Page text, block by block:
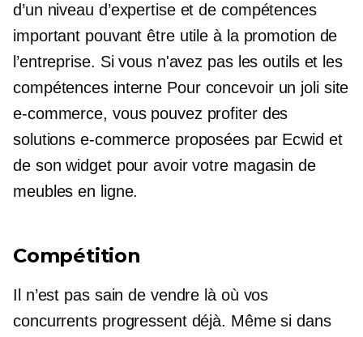
d’un niveau d’expertise et de compétences
important pouvant être utile à la promotion de
l’entreprise. Si vous n'avez pas les outils et les
compétences interne Pour concevoir un joli site
e-commerce, vous pouvez profiter des
solutions e-commerce proposées par Ecwid et
de son widget pour avoir votre magasin de
meubles en ligne.
Compétition
Il n’est pas sain de vendre là où vos
concurrents progressent déjà. Même si dans